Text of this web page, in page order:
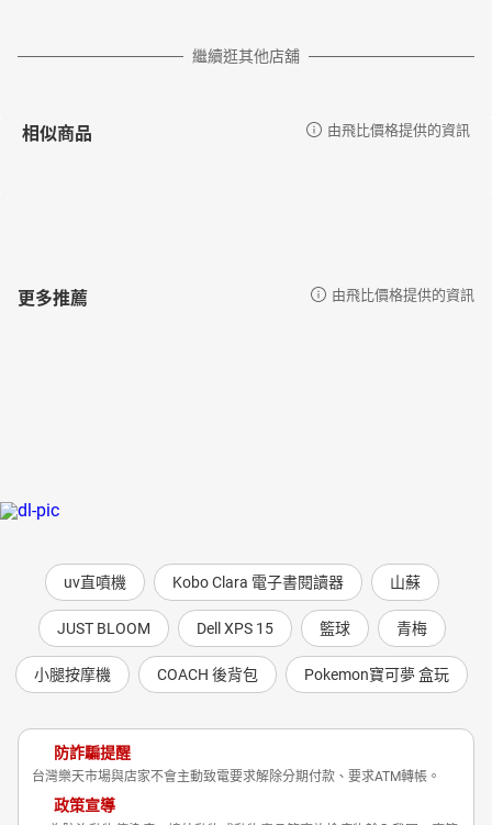
繼續逛其他店舖
相似商品 由飛比價格提供的資訊
更多推薦 由飛比價格提供的資訊
uv直噴機 Kobo Clara 電子書閱讀器 山蘇
JUST BLOOM Dell XPS 15 籃球 青梅
小腿按摩機 COACH 後背包 Pokemon寶可夢 盒玩
防詐騙提醒
台灣樂天市場與店家不會主動致電要求解除分期付款、要求ATM轉帳。
政策宣導